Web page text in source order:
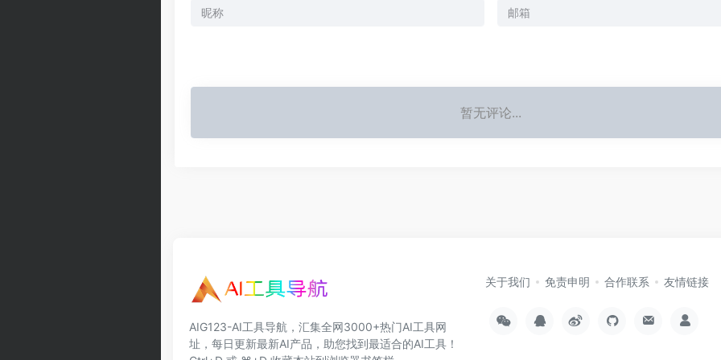
暂无评论...
AIG123-AI工具导航，汇集全网3000+热门AI工具网
址，每日更新最新AI产品，助您找到最适合的AI工具！
关于我们 免责申明 合作联系 友情链接